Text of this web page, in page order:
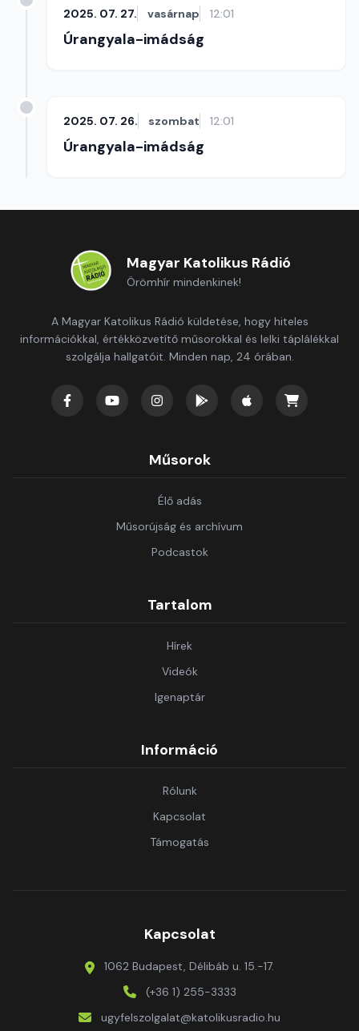
2025. 07. 27. vasárnap 12:01
Úrangyala-imádság
2025. 07. 26. szombat 12:01
Úrangyala-imádság
Magyar Katolikus Rádió
Örömhír mindenkinek!
A Magyar Katolikus Rádió küldetése, hogy hiteles
információkkal, értékközvetítő műsorokkal és lelki táplálékkal
szolgálja hallgatóit. Minden nap, 24 órában.
Műsorok
Élő adás
Műsorújság és archívum
Podcastok
Tartalom
Hírek
Videók
Igenaptár
Információ
Rólunk
Kapcsolat
Támogatás
Kapcsolat
1062 Budapest, Délibáb u. 15.-17.
(+36 1) 255-3333
ugyfelszolgalat@katolikusradio.hu